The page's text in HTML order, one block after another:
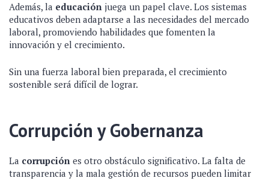
Además, la educación juega un papel clave. Los sistemas
educativos deben adaptarse a las necesidades del mercado
laboral, promoviendo habilidades que fomenten la
innovación y el crecimiento.
Sin una fuerza laboral bien preparada, el crecimiento
sostenible será difícil de lograr.
Corrupción y Gobernanza
La corrupción es otro obstáculo significativo. La falta de
transparencia y la mala gestión de recursos pueden limitar